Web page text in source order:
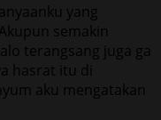
yang
semakin
terangsang juga ga
hasrat itu di
aku mengatakan